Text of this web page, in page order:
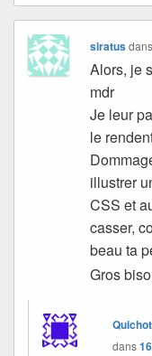
siratus
Alors, je
mdr
Je leur
le
illustrer
CSS et
casser,
beau ta
Gros
dans